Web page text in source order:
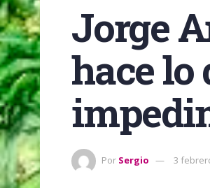
Jorge
hace lo
Por Sergio 3